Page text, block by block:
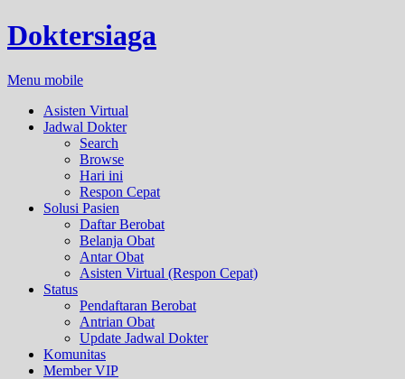
Doktersiaga
Menu mobile
Asisten Virtual
Jadwal Dokter
Search
Browse
Hari ini
Respon Cepat
Solusi Pasien
Daftar Berobat
Belanja Obat
Antar Obat
Asisten Virtual (Respon Cepat)
Status
Pendaftaran Berobat
Antrian Obat
Update Jadwal Dokter
Komunitas
Member VIP